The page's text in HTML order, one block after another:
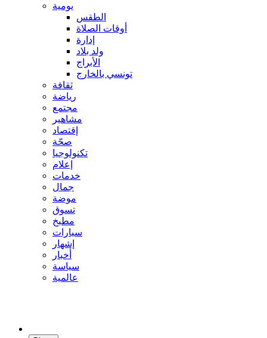
يومية
الطقس
أوقات الصلاة
إدارة
ولد بلاد
الأبراج
تونسي بالخارج
ثقافة
رياضة
مجتمع
مشاهير
إقتصاد
صحّة
تكنولوجيا
إعلام
خدمات
جمال
موضة
تسوق
مطبخ
سيارات
إشهار
أخبار
سياسة
عالمية